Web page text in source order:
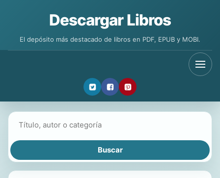
Descargar Libros
El depósito más destacado de libros en PDF, EPUB y MOBI.